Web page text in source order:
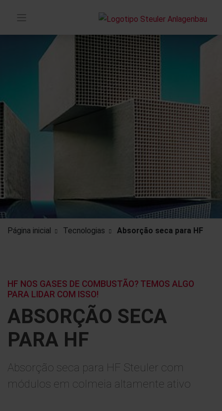
Página inicial Tecnologias Absorção seca para HF
ABSORÇÃO SECA
PARA HF
HF NOS GASES DE COMBUSTÃO? TEMOS ALGO
PARA LIDAR COM ISSO!
Absorção seca para HF Steuler com
módulos em colmeia altamente ativo